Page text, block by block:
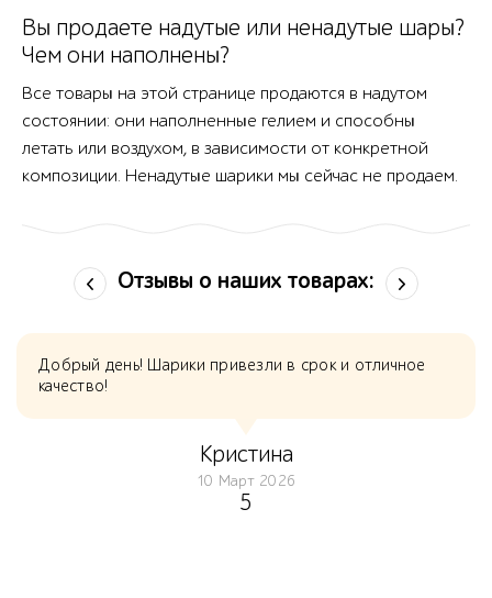
Вы продаете надутые или ненадутые шары?
Чем они наполнены?
Все товары на этой странице продаются в надутом
состоянии: они наполненные гелием и способны
летать или воздухом, в зависимости от конкретной
композиции. Ненадутые шарики мы сейчас не продаем.
Отзывы о наших товарах:
Добрый день! Шарики привезли в срок и отличное
качество!
Кристина
10 Март 2026
5